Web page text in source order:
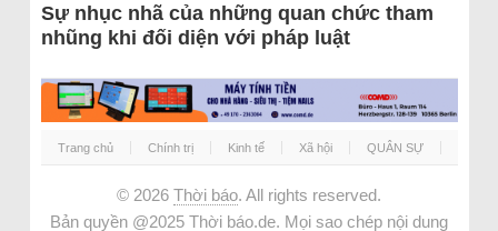
Sự nhục nhã của những quan chức tham
nhũng khi đối diện với pháp luật
Trang chủ Chính trị Kinh tế Xã hội QUÂN SỰ
© 2026 Thời báo. All rights reserved.
Bản quyền @2025 Thời báo.de. Mọi sao chép nội dung